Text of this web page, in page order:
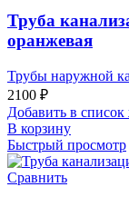
Труба
оранжевая
Трубы наружной
2100 ₽
Добавить в
В корзину
Быстрый просмотр
Сравнить